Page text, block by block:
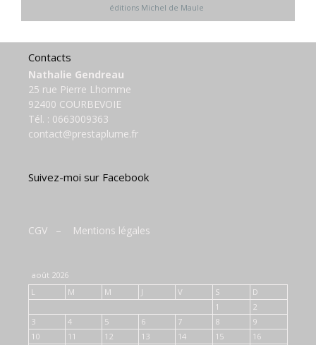
éditions Michel de Maule
Contacts
Nathalie Gendreau
25 rue Pierre Lhomme
92400 COURBEVOIE
Tél. : 0663009363
contact@prestaplume.fr
Suivez-moi sur Facebook
CGV – Mentions légales
août 2026
L
M M J V S
D
1
2
3
4 5 6 7 8
9
10
11 12 13 14 15 16